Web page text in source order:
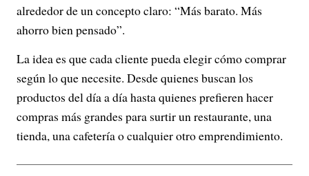
alrededor de un concepto claro: “Más barato. Más
ahorro bien pensado”.
La idea es que cada cliente pueda elegir cómo comprar
según lo que necesite. Desde quienes buscan los
productos del día a día hasta quienes prefieren hacer
compras más grandes para surtir un restaurante, una
tienda, una cafetería o cualquier otro emprendimiento.